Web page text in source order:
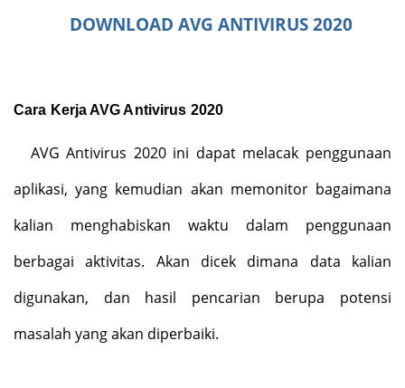
DOWNLOAD AVG ANTIVIRUS 2020
Cara Kerja AVG Antivirus 2020
AVG Antivirus 2020 ini dapat melacak penggunaan
aplikasi, yang kemudian akan memonitor bagaimana
kalian menghabiskan waktu dalam penggunaan
berbagai aktivitas. Akan dicek dimana data kalian
digunakan, dan hasil pencarian berupa potensi
masalah yang akan diperbaiki.